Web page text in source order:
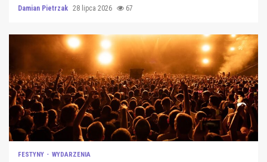
Damian Pietrzak 28 lipca 2026 67
FESTYNY WYDARZENIA